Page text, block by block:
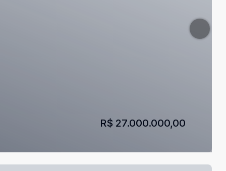
R$ 27.000.000,00